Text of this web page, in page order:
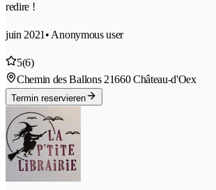
redire !
juin 2021 • Anonymous user
5(6)
Chemin des Ballons 21660 Château-d'Oex
Termin reservieren